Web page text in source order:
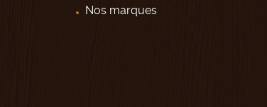
Nos marques